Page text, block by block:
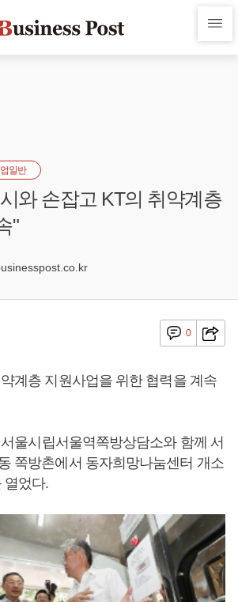
일반
와 손잡고 KT의 취약계층
"
0
계층 지원사업을 위한 협력을 계속
울시립서울역쪽방상담소와 함께 서
쪽방촌에서 동자희망나눔센터 개소
열었다.